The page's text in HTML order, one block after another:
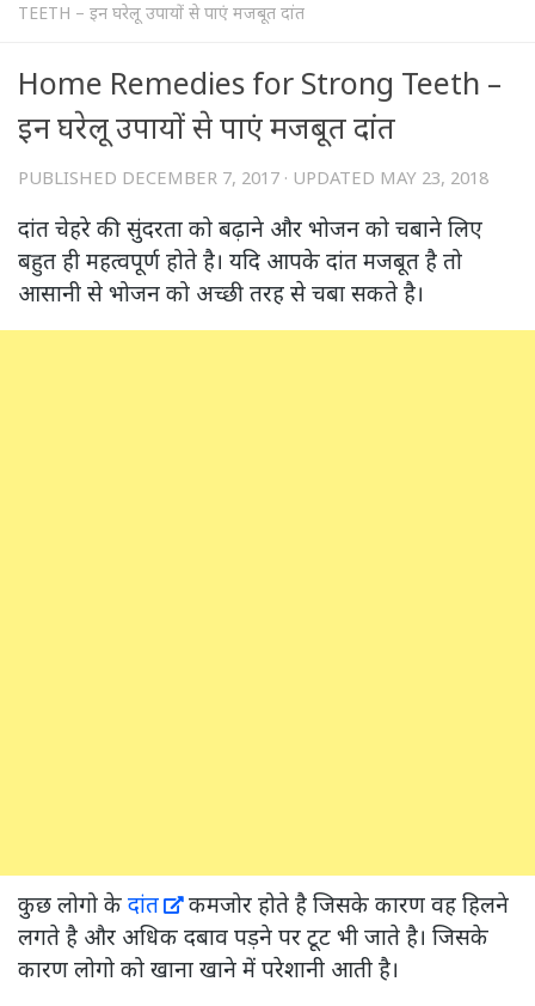
TEETH – इन घरेलू उपायों से पाएं मजबूत दांत
Home Remedies for Strong Teeth –
इन घरेलू उपायों से पाएं मजबूत दांत
PUBLISHED DECEMBER 7, 2017 · UPDATED MAY 23, 2018
दांत चेहरे की सुंदरता को बढ़ाने और भोजन को चबाने लिए
बहुत ही महत्वपूर्ण होते है। यदि आपके दांत मजबूत है तो
आसानी से भोजन को अच्छी तरह से चबा सकते है।
कुछ लोगो के दांत
कमजोर होते है जिसके कारण वह हिलने
लगते है और अधिक दबाव पड़ने पर टूट भी जाते है। जिसके
कारण लोगो को खाना खाने में परेशानी आती है।